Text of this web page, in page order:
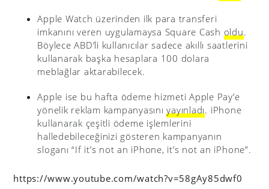
Apple Watch üzerinden ilk para transferi
imkanını veren uygulamaysa Square Cash oldu.
Böylece ABD’li kullanıcılar sadece akıllı saatlerini
kullanarak başka hesaplara 100 dolara
meblağlar aktarabilecek.
Apple ise bu hafta ödeme hizmeti Apple Pay’e
yönelik reklam kampanyasınıyayınladı. iPhone
kullanarak çeşitli ödeme işlemlerini
halledebileceğinizi gösteren kampanyanın
sloganı “If it’s not an iPhone, it’s not an iPhone”.
https://www.youtube.com/watch?v=58gAy85dwf0